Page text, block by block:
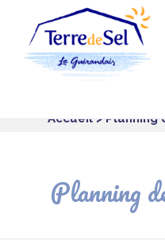
Accueil> Planning
Planning
Panneau de gestion des cookies